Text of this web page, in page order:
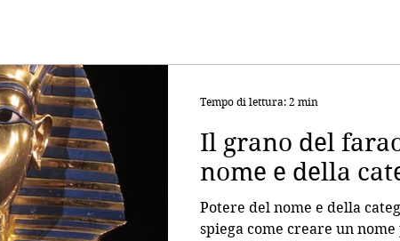
Il grano del
nome e della
Potere del nome e della
spiega come creare un
Tempo di lettura: 2 min